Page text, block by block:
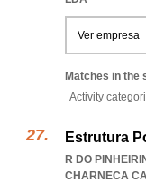
Ver empresa
Matches in the
Activity
Estrutura
R DO
CHARNECA